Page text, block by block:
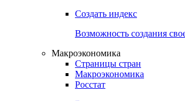
Создать индекс
Возможность создания
Макроэкономика
Страницы стран
Макроэкономика
Росстат